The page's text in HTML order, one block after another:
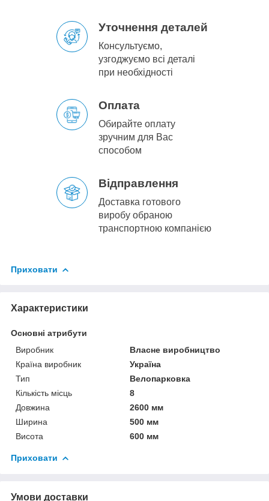
Уточнення деталей
Консультуємо,
узгоджуємо всі деталі
при необхідності
Оплата
Обирайте оплату
зручним для Вас
способом
Відправлення
Доставка готового
виробу обраною
транспортною компанією
Приховати
Характеристики
Основні атрибути
Виробник
Власне виробництво
Країна виробник
Україна
Тип
Велопарковка
Кількість місць
8
Довжина
2600 мм
Ширина
500 мм
Висота
600 мм
Приховати
Умови доставки